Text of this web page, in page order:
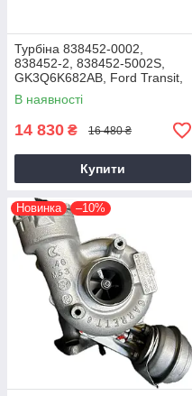
Турбіна 838452-0002,
838452-2, 838452-5002S,
GK3Q6K682AB, Ford Transit,
Tourneo EcoBlue YNFS,
YNF6, 2.0D, GTD1444V
В наявності
14 830 ₴ 16 480 ₴
Купити
Новинка –10%